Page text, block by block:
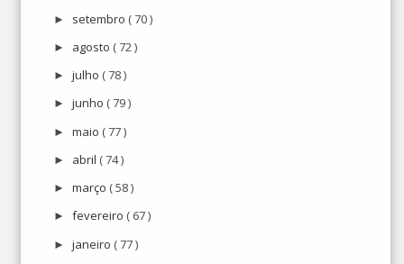
► setembro ( 70 )
► agosto ( 72 )
► julho ( 78 )
► junho ( 79 )
► maio ( 77 )
► abril ( 74 )
► março ( 58 )
► fevereiro ( 67 )
► janeiro ( 77 )